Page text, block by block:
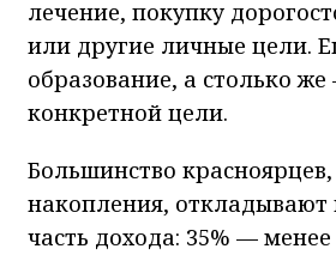
лечение, покупку
или другие личные цели.
образование, а столько же
конкретной цели.
Большинство
накопления,
часть дохода: 35% — менее